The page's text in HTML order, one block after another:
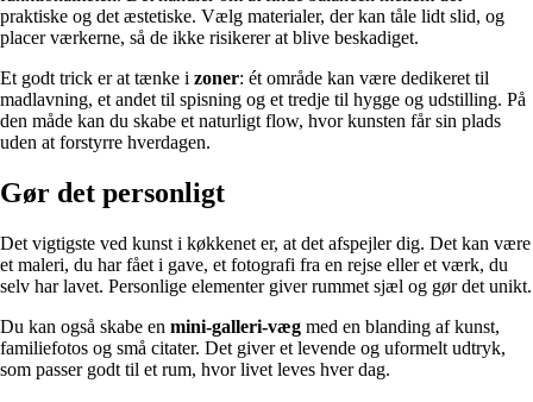
praktiske og det æstetiske. Vælg materialer, der kan tåle lidt slid, og
placer værkerne, så de ikke risikerer at blive beskadiget.
Et godt trick er at tænke i zoner: ét område kan være dedikeret til
madlavning, et andet til spisning og et tredje til hygge og udstilling. På
den måde kan du skabe et naturligt flow, hvor kunsten får sin plads
uden at forstyrre hverdagen.
Gør det personligt
Det vigtigste ved kunst i køkkenet er, at det afspejler dig. Det kan være
et maleri, du har fået i gave, et fotografi fra en rejse eller et værk, du
selv har lavet. Personlige elementer giver rummet sjæl og gør det unikt.
Du kan også skabe en mini-galleri-væg med en blanding af kunst,
familiefotos og små citater. Det giver et levende og uformelt udtryk,
som passer godt til et rum, hvor livet leves hver dag.